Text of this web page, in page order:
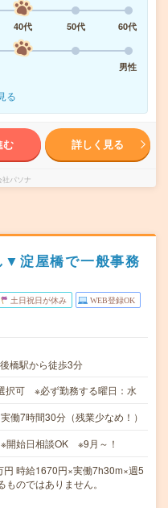
40代 50代
60代
男性
る
む 詳しく見る
社パソナ
▼淀屋橋で一般事務
土日祝日が休み WEB登録OK
橋駅から徒歩3分
択可 ※必ず勤務する曜日：水
働7時間30分（残業少なめ！）
始日相談OK ※9月～！
時給1670円×実働7h30m×週5
のではありません。